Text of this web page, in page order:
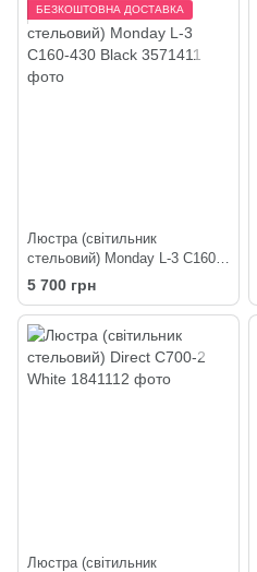
БЕЗКОШТОВНА ДОСТАВКА
Люстра (світильник
стельовий) Monday L-3 C160-
430 Black
5 700 грн
Люстра (світильник